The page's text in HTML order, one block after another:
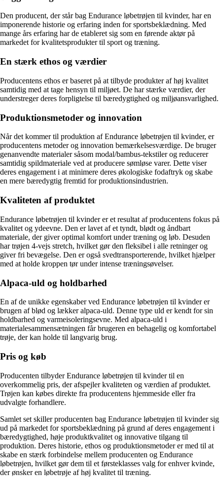
Den producent, der står bag Endurance løbetrøjen til kvinder, har en
imponerende historie og erfaring inden for sportsbeklædning. Med
mange års erfaring har de etableret sig som en førende aktør på
markedet for kvalitetsprodukter til sport og træning.
En stærk ethos og værdier
Producentens ethos er baseret på at tilbyde produkter af høj kvalitet
samtidig med at tage hensyn til miljøet. De har stærke værdier, der
understreger deres forpligtelse til bæredygtighed og miljøansvarlighed.
Produktionsmetoder og innovation
Når det kommer til produktion af Endurance løbetrøjen til kvinder, er
producentens metoder og innovation bemærkelsesværdige. De bruger
genanvendte materialer såsom modal/bambus-tekstiler og reducerer
samtidig spildmateriale ved at producere sømløse varer. Dette viser
deres engagement i at minimere deres økologiske fodaftryk og skabe
en mere bæredygtig fremtid for produktionsindustrien.
Kvaliteten af produktet
Endurance løbetrøjen til kvinder er et resultat af producentens fokus på
kvalitet og ydeevne. Den er lavet af et tyndt, blødt og åndbart
materiale, der giver optimal komfort under træning og løb. Desuden
har trøjen 4-vejs stretch, hvilket gør den fleksibel i alle retninger og
giver fri bevægelse. Den er også svedtransporterende, hvilket hjælper
med at holde kroppen tør under intense træningsøvelser.
Alpaca-uld og holdbarhed
En af de unikke egenskaber ved Endurance løbetrøjen til kvinder er
brugen af blød og lækker alpaca-uld. Denne type uld er kendt for sin
holdbarhed og varmeisoleringsevne. Med alpaca-uld i
materialesammensætningen får brugeren en behagelig og komfortabel
trøje, der kan holde til langvarig brug.
Pris og køb
Producenten tilbyder Endurance løbetrøjen til kvinder til en
overkommelig pris, der afspejler kvaliteten og værdien af produktet.
Trøjen kan købes direkte fra producentens hjemmeside eller fra
udvalgte forhandlere.
Samlet set skiller producenten bag Endurance løbetrøjen til kvinder sig
ud på markedet for sportsbeklædning på grund af deres engagement i
bæredygtighed, høje produktkvalitet og innovative tilgang til
produktion. Deres historie, ethos og produktionsmetoder er med til at
skabe en stærk forbindelse mellem producenten og Endurance
løbetrøjen, hvilket gør dem til et førsteklasses valg for enhver kvinde,
der ønsker en løbetrøje af høj kvalitet til træning.